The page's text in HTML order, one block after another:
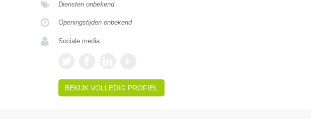
Diensten onbekend
Openingstijden onbekend
Sociale media:
BEKIJK VOLLEDIG PROFIEL